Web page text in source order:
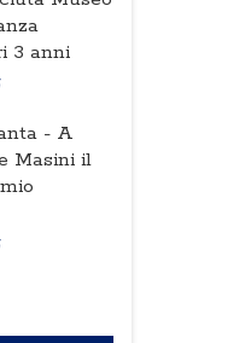
3 anni
- A
Masini il